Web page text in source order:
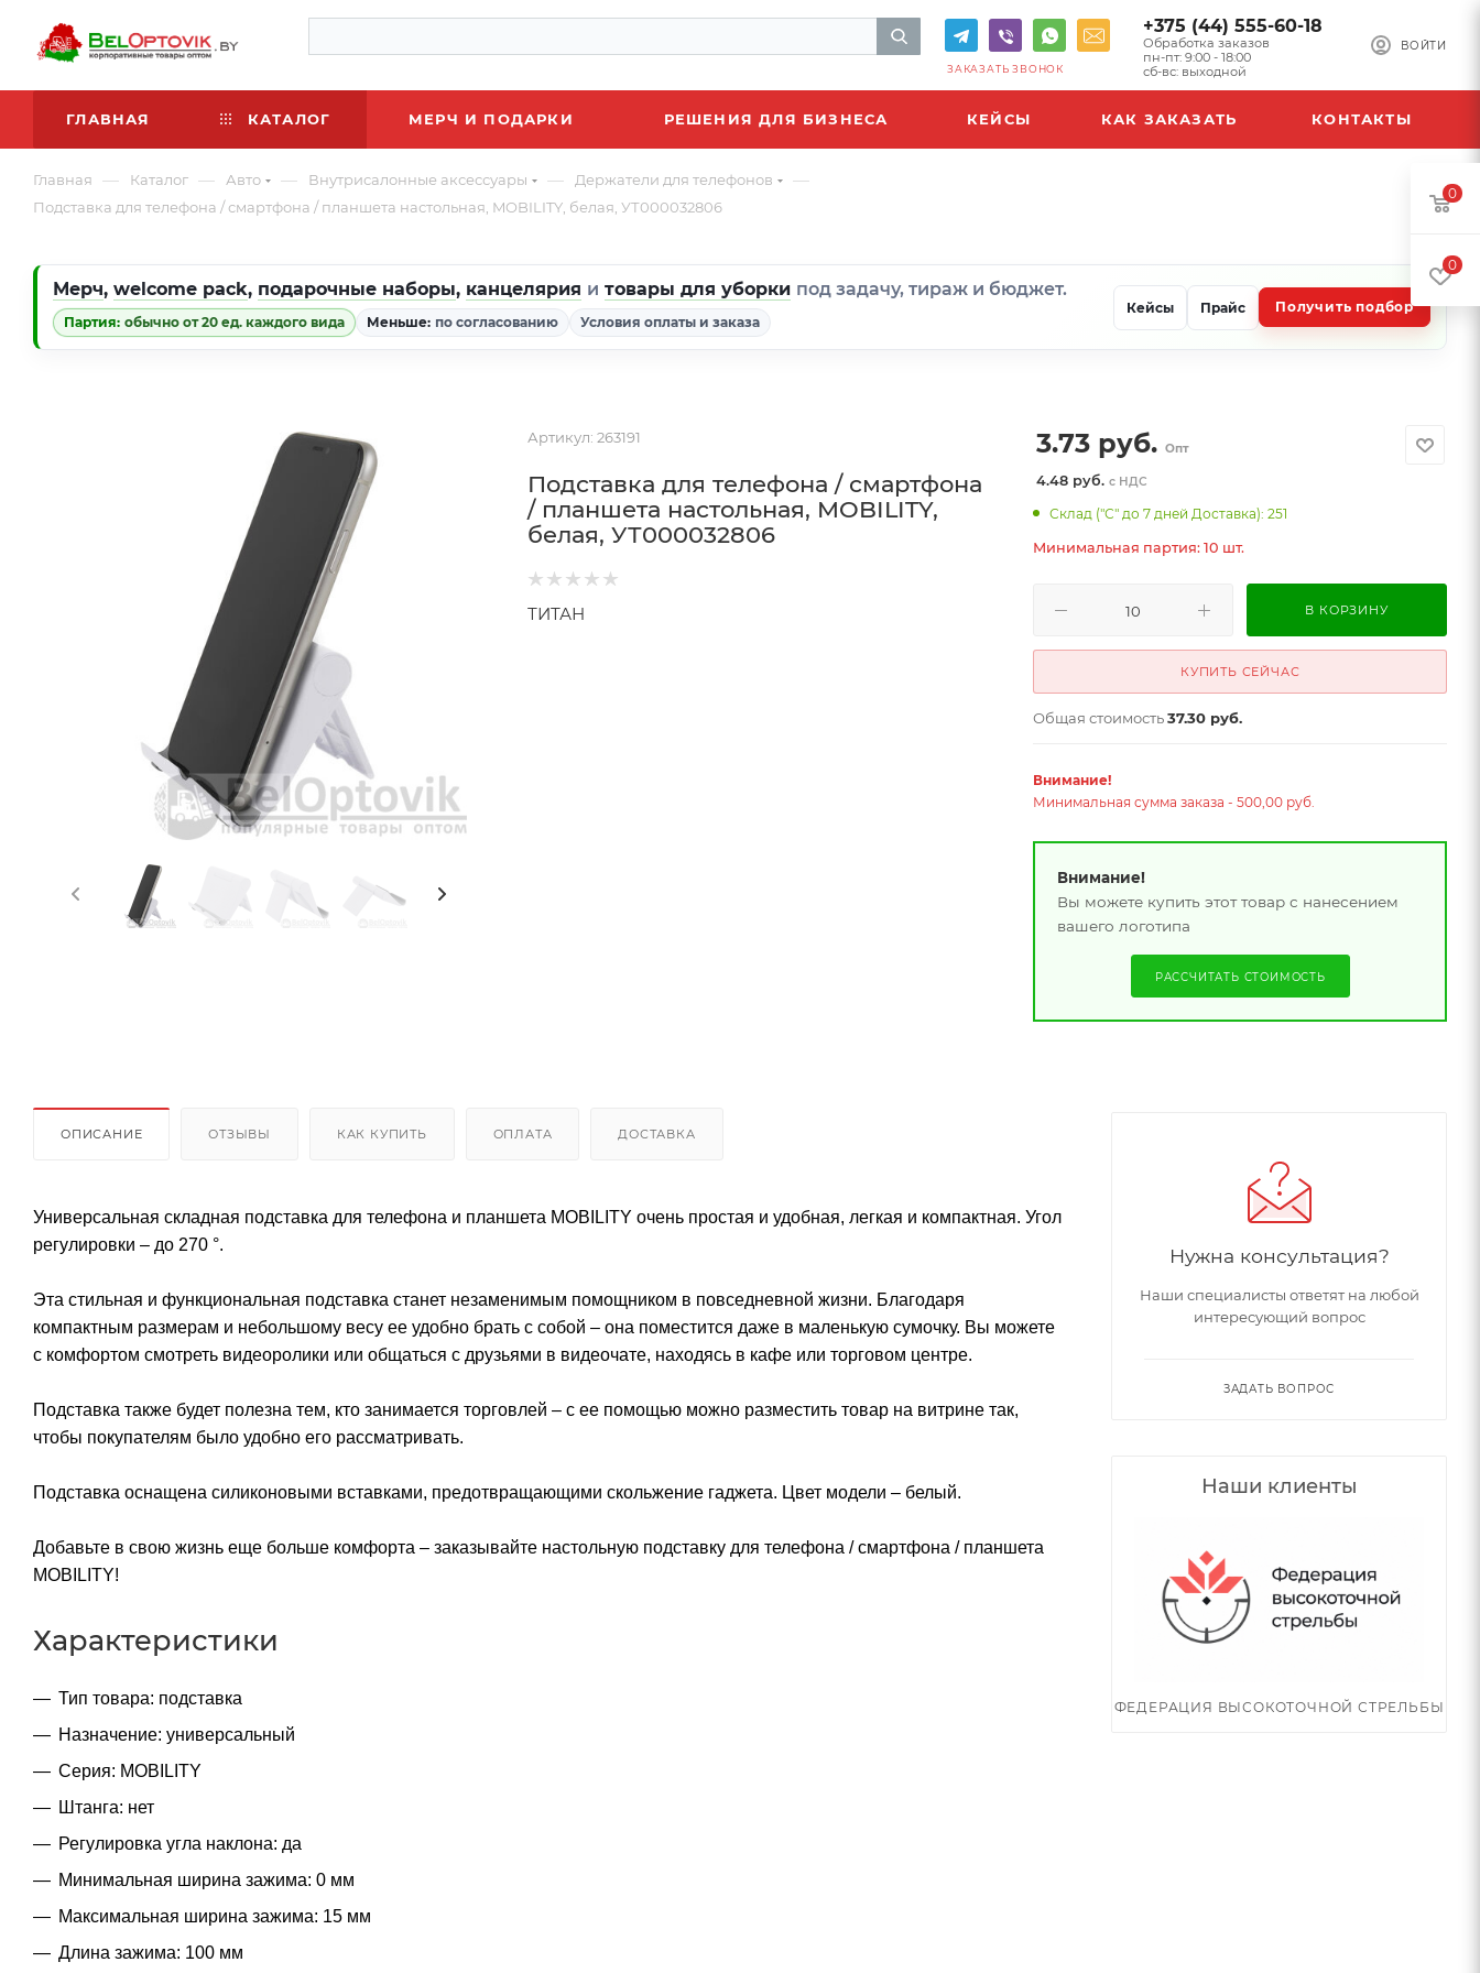
ВОЙТИ
+375 (44) 555-60-18
Обработка заказов
пн-пт: 9:00 - 18:00
сб-вс: выходной
ЗАКАЗАТЬ ЗВОНОК
ГЛАВНАЯ КАТАЛОГ МЕРЧ И ПОДАРКИ РЕШЕНИЯ ДЛЯ БИЗНЕСА КЕЙСЫ КАК ЗАКАЗАТЬ КОНТАКТЫ
Главная — Каталог — Авто — Внутрисалонные аксессуары — Держатели для телефонов —
Подставка для телефона / смартфона / планшета настольная, MOBILITY, белая, УТ000032806
Мерч, welcome pack, подарочные наборы, канцелярия и товары для уборки под задачу, тираж и бюджет.
Партия: обычно от 20 ед. каждого вида Меньше: по согласованию Условия оплаты и заказа
Кейсы Прайс Получить подбор
Артикул: 263191
Подставка для телефона / смартфона
/ планшета настольная, MOBILITY,
белая, УТ000032806
ТИТАН
3.73 руб. Опт
4.48 руб.с НДС
Склад ("С" до 7 дней Доставка): 251
Минимальная партия: 10 шт.
В КОРЗИНУ
КУПИТЬ СЕЙЧАС
Общая стоимость37.30 руб.
Внимание!
Минимальная сумма заказа - 500,00 руб.
Внимание!
Вы можете купить этот товар с нанесением
вашего логотипа
РАССЧИТАТЬ СТОИМОСТЬ
ОПИСАНИЕ ОТЗЫВЫ КАК КУПИТЬ ОПЛАТА ДОСТАВКА
Универсальная складная подставка для телефона и планшета MOBILITY очень простая и удобная, легкая и компактная. Угол
регулировки – до 270 °.
Эта стильная и функциональная подставка станет незаменимым помощником в повседневной жизни. Благодаря
компактным размерам и небольшому весу ее удобно брать с собой – она поместится даже в маленькую сумочку. Вы можете
с комфортом смотреть видеоролики или общаться с друзьями в видеочате, находясь в кафе или торговом центре.
Подставка также будет полезна тем, кто занимается торговлей – с ее помощью можно разместить товар на витрине так,
чтобы покупателям было удобно его рассматривать.
Подставка оснащена силиконовыми вставками, предотвращающими скольжение гаджета. Цвет модели – белый.
Добавьте в свою жизнь еще больше комфорта – заказывайте настольную подставку для телефона / смартфона / планшета
MOBILITY!
Характеристики
Тип товара: подставка
Назначение: универсальный
Серия: MOBILITY
Штанга: нет
Регулировка угла наклона: да
Минимальная ширина зажима: 0 мм
Максимальная ширина зажима: 15 мм
Длина зажима: 100 мм
Нужна консультация?
Наши специалисты ответят на любой
интересующий вопрос
ЗАДАТЬ ВОПРОС
Наши клиенты
ФЕДЕРАЦИЯ ВЫСОКОТОЧНОЙ СТРЕЛЬБЫ
0
0